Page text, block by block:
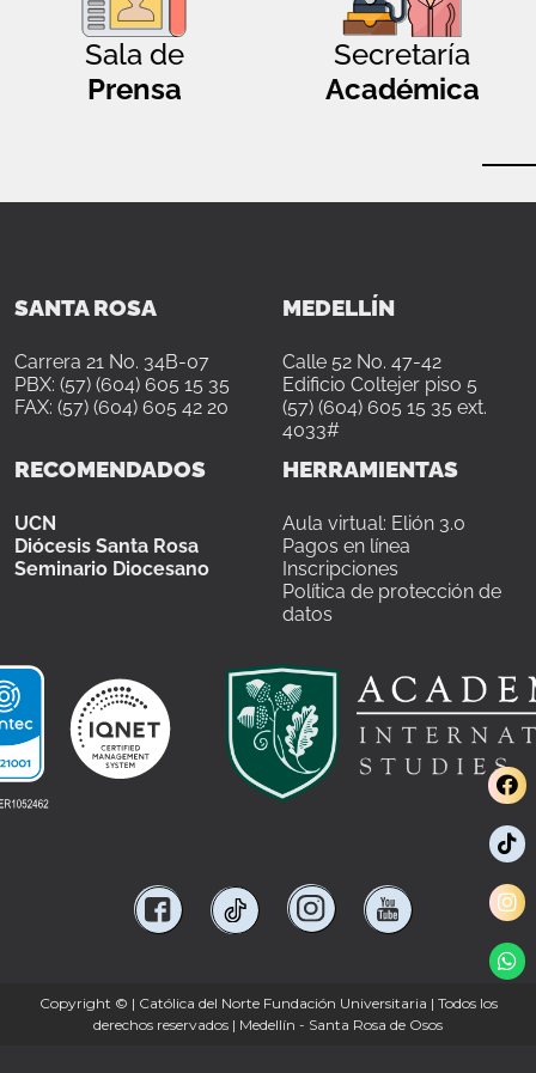
Sala de
Prensa
Secretaría
Académica
SANTA ROSA
Carrera 21 No. 34B-07
PBX: (57) (604) 605 15 35
FAX: (57) (604) 605 42 20
MEDELLÍN
Calle 52 No. 47-42
Edificio Coltejer piso 5
(57) (604) 605 15 35 ext.
4033#
RECOMENDADOS
UCN
Diócesis Santa Rosa
Seminario Diocesano
HERRAMIENTAS
Aula virtual: Elión 3.0
Pagos en línea
Inscripciones
Política de protección de
datos
Copyright © | Católica del Norte Fundación Universitaria | Todos los
derechos reservados | Medellín - Santa Rosa de Osos